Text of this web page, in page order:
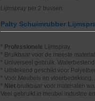
Lijmspray per 2 bussen
Palty Schuimrubber
* Professionele Lijmspray.
* Bruikbaar voor de meeste
* Universeel gebruik.
* Uitstekend geschikt voor
* Voor Meubels en vloerbedekking,
* Niet bruikbaar voor materialen
Veel gebruikt in meubel industrie